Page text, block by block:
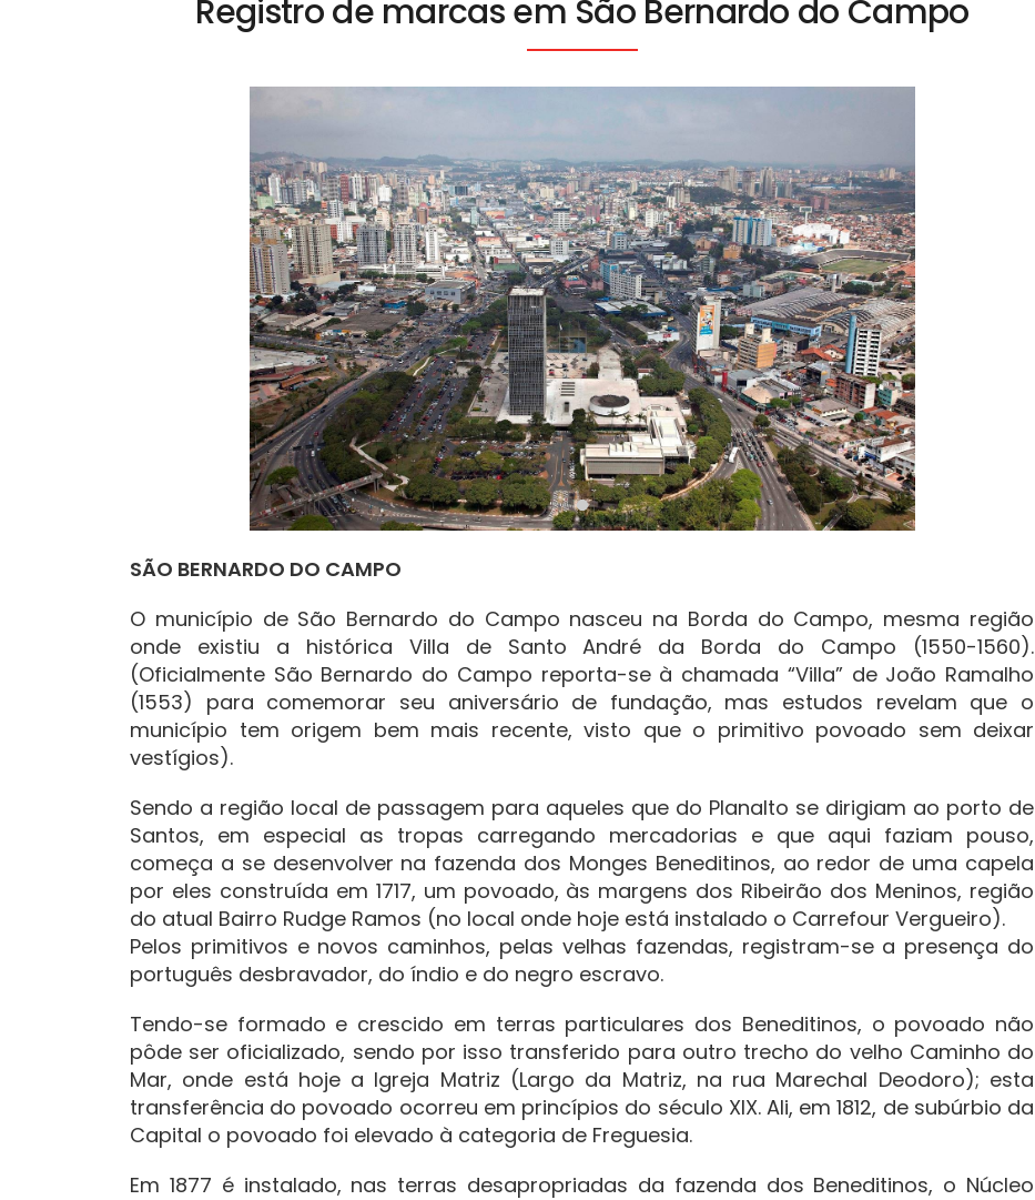
Registro de marcas em São Bernardo do Campo
SÃO BERNARDO DO CAMPO
O município de São Bernardo do Campo nasceu na Borda do Campo, mesma região
onde existiu a histórica Villa de Santo André da Borda do Campo (1550-1560).
(Oficialmente São Bernardo do Campo reporta-se à chamada “Villa” de João Ramalho
(1553) para comemorar seu aniversário de fundação, mas estudos revelam que o
município tem origem bem mais recente, visto que o primitivo povoado sem deixar
vestígios).
Sendo a região local de passagem para aqueles que do Planalto se dirigiam ao porto de
Santos, em especial as tropas carregando mercadorias e que aqui faziam pouso,
começa a se desenvolver na fazenda dos Monges Beneditinos, ao redor de uma capela
por eles construída em 1717, um povoado, às margens dos Ribeirão dos Meninos, região
do atual Bairro Rudge Ramos (no local onde hoje está instalado o Carrefour Vergueiro).
Pelos primitivos e novos caminhos, pelas velhas fazendas, registram-se a presença do
português desbravador, do índio e do negro escravo.
Tendo-se formado e crescido em terras particulares dos Beneditinos, o povoado não
pôde ser oficializado, sendo por isso transferido para outro trecho do velho Caminho do
Mar, onde está hoje a Igreja Matriz (Largo da Matriz, na rua Marechal Deodoro); esta
transferência do povoado ocorreu em princípios do século XIX. Ali, em 1812, de subúrbio da
Capital o povoado foi elevado à categoria de Freguesia.
Em 1877 é instalado, nas terras desapropriadas da fazenda dos Beneditinos, o Núcleo